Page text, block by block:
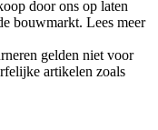
door ons op laten
bouwmarkt. Lees meer
gelden niet voor
artikelen zoals